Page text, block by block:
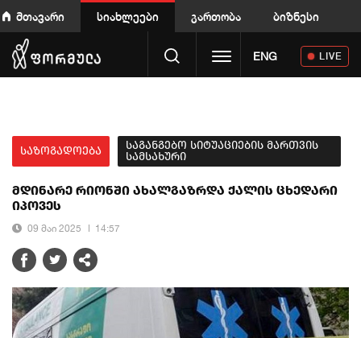
მთავარი სიახლეები გართობა ბიზნესი
Toggle navigation
ENG LIVE
საზოგადოება
საგანგებო სიტუაციების მართვის
სამსახური
მდინარე რიონში ახალგაზრდა ქალის ცხედარი
იპოვეს
09 მაი 2025 14:57